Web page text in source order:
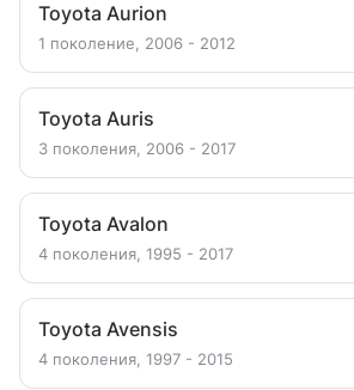
Toyota Aurion
1 поколение, 2006 - 2012
Toyota Auris
3 поколения, 2006 - 2017
Toyota Avalon
4 поколения, 1995 - 2017
Toyota Avensis
4 поколения, 1997 - 2015